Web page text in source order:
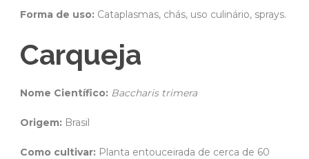
Forma de uso: Cataplasmas, chás, uso culinário, sprays.
Carqueja
Nome Científico: Baccharis trimera
Origem: Brasil
Como cultivar: Planta entouceirada de cerca de 60